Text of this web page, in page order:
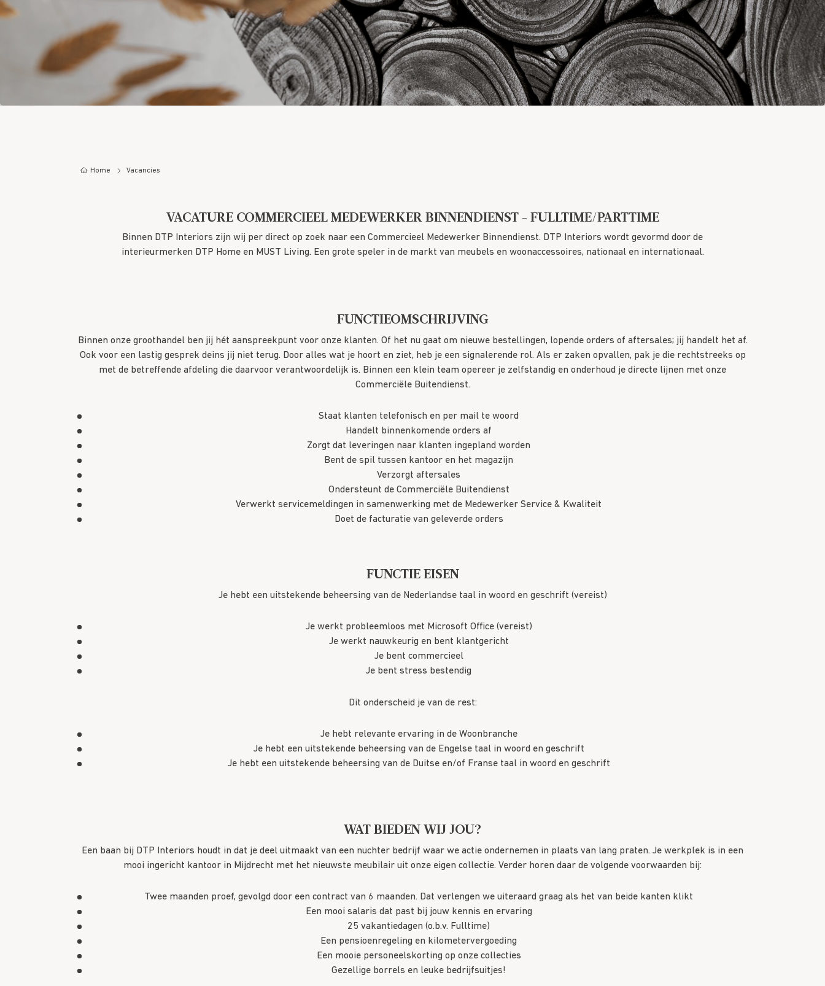
Home Vacancies
VACATURE COMMERCIEEL MEDEWERKER BINNENDIENST - FULLTIME/PARTTIME
Binnen DTP Interiors zijn wij per direct op zoek naar een Commercieel Medewerker Binnendienst. DTP Interiors wordt gevormd door de
interieurmerken DTP Homeen MUST Living. Een grote speler in de markt van meubels en woonaccessoires, nationaal en internationaal.
FUNCTIEOMSCHRIJVING
Binnen onze groothandel ben jij hét aanspreekpunt voor onze klanten. Of het nu gaat om nieuwe bestellingen, lopende orders of aftersales; jij handelt het af.
Ook voor een lastig gesprek deins jij niet terug. Door alles wat je hoort en ziet, heb je een signalerende rol. Als er zaken opvallen, pak je die rechtstreeks op
met de betreffende afdeling die daarvoor verantwoordelijk is. Binnen een klein team opereer je zelfstandig en onderhoud je directe lijnen met onze
Commerciële Buitendienst.
Staat klanten telefonisch en per mail te woord
Handelt binnenkomende orders af
Zorgt dat leveringen naar klanten ingepland worden
Bent de spil tussen kantoor en het magazijn
Verzorgt aftersales
Ondersteunt de Commerciële Buitendienst
Verwerkt servicemeldingen in samenwerking met de Medewerker Service & Kwaliteit
Doet de facturatie van geleverde orders
FUNCTIE EISEN
Je hebt een uitstekende beheersing van de Nederlandse taal in woord en geschrift (vereist)
Je werkt probleemloos met Microsoft Office (vereist)
Je werkt nauwkeurig en bent klantgericht
Je bent commercieel
Je bent stress bestendig
Dit onderscheid je van de rest:
Je hebt relevante ervaring in de Woonbranche
Je hebt een uitstekende beheersing van de Engelse taal in woord en geschrift
Je hebt een uitstekende beheersing van de Duitse en/of Franse taal in woord en geschrift
WAT BIEDEN WIJ JOU?
Een baan bij DTP Interiors houdt in dat je deel uitmaakt van een nuchter bedrijf waar we actie ondernemen in plaats van lang praten. Je werkplek is in een
mooi ingericht kantoor in Mijdrecht met het nieuwste meubilair uit onze eigen collectie. Verder horen daar de volgende voorwaarden bij:
Twee maanden proef, gevolgd door een contract van 6 maanden. Dat verlengen we uiteraard graag als het van beide kanten klikt
Een mooi salaris dat past bij jouw kennis en ervaring
25 vakantiedagen (o.b.v. Fulltime)
Een pensioenregeling en kilometervergoeding
Een mooie personeelskorting op onze collecties
Gezellige borrels en leuke bedrijfsuitjes!